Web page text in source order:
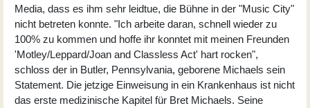
Media, dass es ihm sehr leidtue, die Bühne in der "Music City"
nicht betreten konnte. "Ich arbeite daran, schnell wieder zu
100% zu kommen und hoffe ihr konntet mit meinen Freunden
'Motley/Leppard/Joan and Classless Act' hart rocken",
schloss der in Butler, Pennsylvania, geborene Michaels sein
Statement. Die jetzige Einweisung in ein Krankenhaus ist nicht
das erste medizinische Kapitel für Bret Michaels. Seine